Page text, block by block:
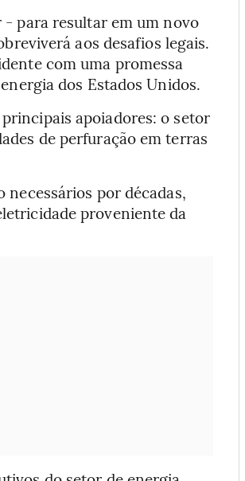
- para resultar em um novo
aos desafios legais.
com uma promessa
dos Estados Unidos.
apoiadores: o setor
de perfuração em terras
necessários por décadas,
proveniente da